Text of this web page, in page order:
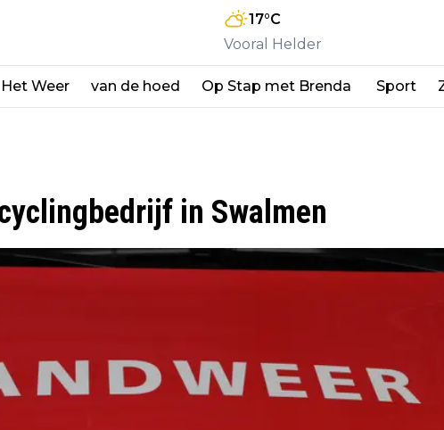
17°C
Vooral Helder
Het Weer van de hoed Op Stap met Brenda Sport
in Swalmen